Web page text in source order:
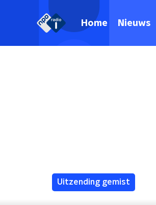
Home Nieuws
Uitzending gemist